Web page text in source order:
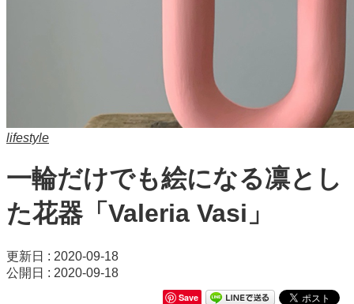
lifestyle
一輪だけでも絵になる凛とし
た花器「Valeria Vasi」
更新日 : 2020-09-18
公開日 : 2020-09-18
Save